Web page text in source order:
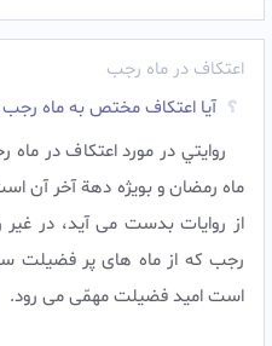
اعتکاف در ماه رجب
آیا اعتکاف مختص به ماه
روايتي در مورد اعتکاف در
ماه رمضان و بويژه دهة آخر آن
از روایات بدست می آید، در
رجب که از ماه های پر فضیلت
است امید فضیلت مهمّی می رود.